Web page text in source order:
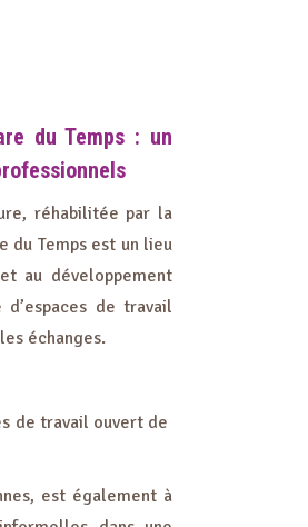
du Temps : un
réhabilitée par la
du Temps est un lieu
au développement
de travail
échanges.
de travail ouvert de
est également à